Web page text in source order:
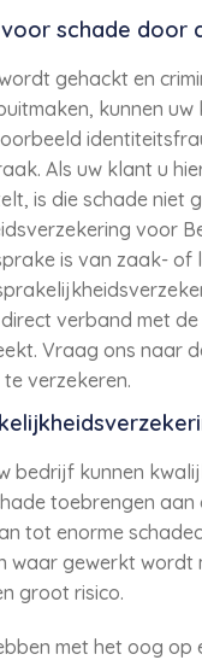
schade door
gehackt en
kunnen
Als uw klant u
is die schade niet
voor
is van zaak- of
verband met
Vraag ons naar
te verzekeren.
bedrijf kunnen
toebrengen aan
tot enorme
waar gewerkt wordt
groot risico.
met het oog op